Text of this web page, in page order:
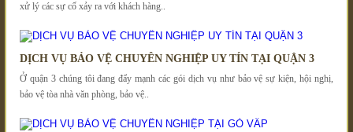
xử lý các sự cố xảy ra với khách hàng..
DỊCH VỤ BẢO VỆ CHUYÊN NGHIỆP UY TÍN TẠI QUẬN 3
Ở quận 3 chúng tôi đang đẩy mạnh các gói dịch vụ như bảo vệ sự kiện, hội nghị,
bảo vệ tòa nhà văn phòng, bảo vệ..